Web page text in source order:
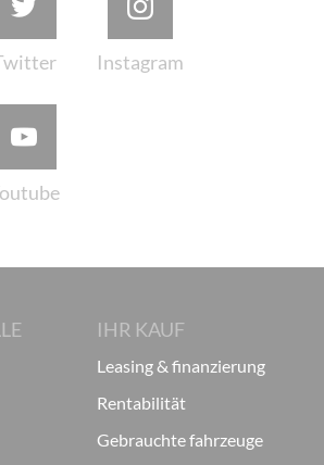
IHR KAUF
leasing & finanzierung
rentabilität
gebrauchte fahrzeuge